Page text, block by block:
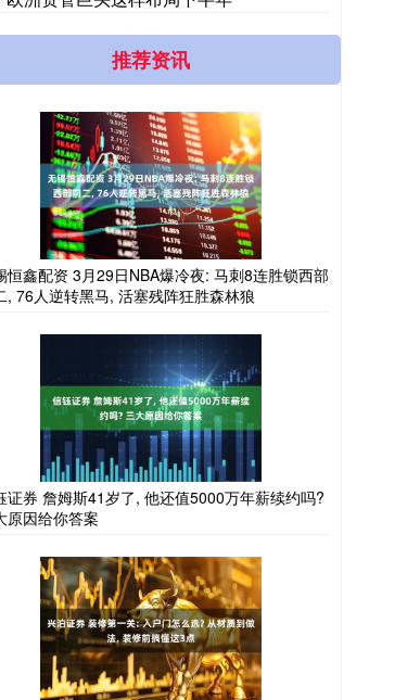
推荐资讯
恒鑫配资 3月29日NBA爆冷夜: 马刺8连胜锁西部
, 76人逆转黑马, 活塞残阵狂胜森林狼
证券 詹姆斯41岁了, 他还值5000万年薪续约吗?
原因给你答案